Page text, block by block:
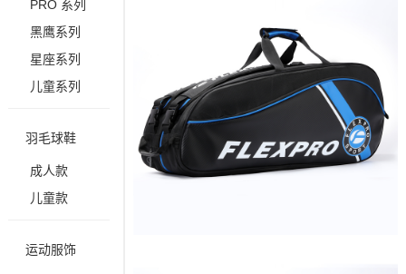
PRO 系列
黑鹰系列
星座系列
儿童系列
羽毛球鞋
成人款
儿童款
运动服饰